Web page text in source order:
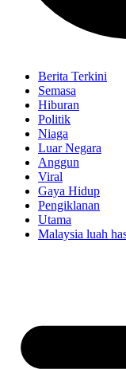
Berita Terkini
Semasa
Hiburan
Politik
Niaga
Luar Negara
Anggun
Viral
Gaya Hidup
Pengiklanan
Utama
Malaysia luah